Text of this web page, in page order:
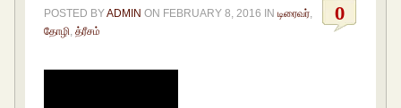
0
POSTED BYADMIN ON FEBRUARY 8, 2016 INடிரைவர்
தோழி ,த்ரீசம்